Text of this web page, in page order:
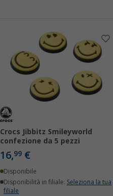
Crocs Jibbitz Smileyworld
confezione da 5 pezzi
16,99€
Disponibile
Disponibilità in filiale: Seleziona la tua
filiale